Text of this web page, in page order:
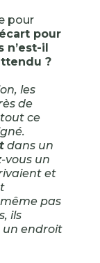
pour
pour
n’est-il
?
les
de
ce
dans un
vous un
et
pas
ils
endroit